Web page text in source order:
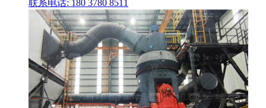
联系电话: 180 3780 8511